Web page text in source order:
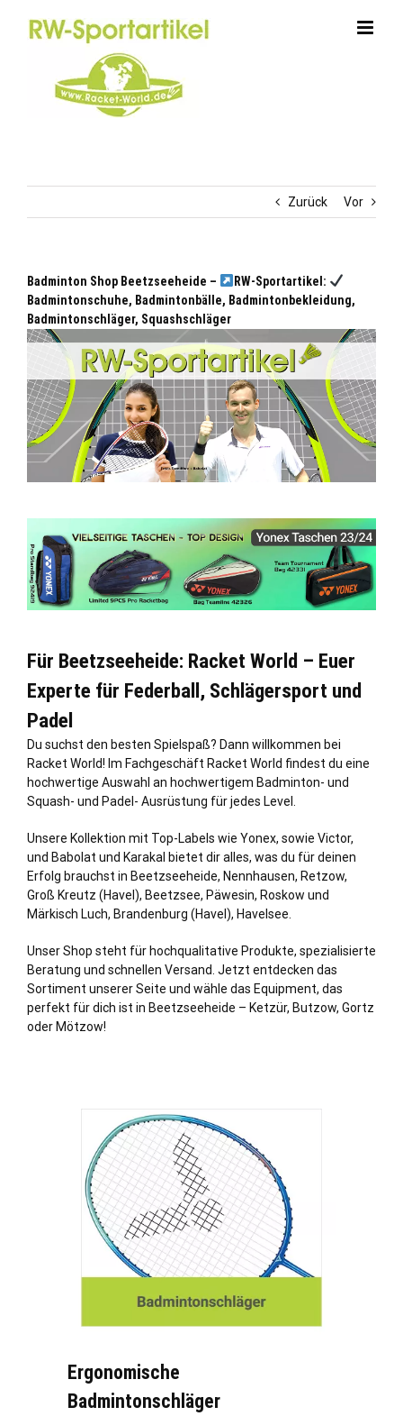
Zurück Vor
Badminton Shop Beetzseeheide –
RW-Sportartikel:
Badmintonschuhe, Badmintonbälle, Badmintonbekleidung,
Badmintonschläger, Squashschläger
Für Beetzseeheide: Racket World – Euer
Experte für Federball, Schlägersport und
Padel
Du suchst den besten Spielspaß? Dann willkommen bei
Racket World! Im Fachgeschäft Racket World findest du eine
hochwertige Auswahl an hochwertigem Badminton- und
Squash- und Padel- Ausrüstung für jedes Level.
Unsere Kollektion mit Top-Labels wie Yonex, sowie Victor,
und Babolat und Karakal bietet dir alles, was du für deinen
Erfolg brauchst in Beetzseeheide, Nennhausen, Retzow,
Groß Kreutz (Havel), Beetzsee, Päwesin, Roskow und
Märkisch Luch, Brandenburg (Havel), Havelsee.
Unser Shop steht für hochqualitative Produkte, spezialisierte
Beratung und schnellen Versand. Jetzt entdecken das
Sortiment unserer Seite und wähle das Equipment, das
perfekt für dich ist in Beetzseeheide – Ketzür, Butzow, Gortz
oder Mötzow!
Ergonomische
Badmintonschläger